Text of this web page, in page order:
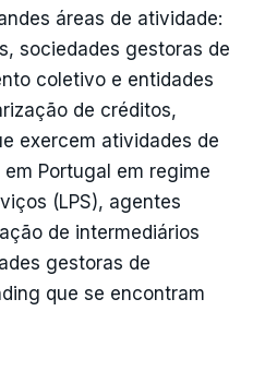
áreas de atividade:
sociedades gestoras de
coletivo e entidades
de créditos,
exercem atividades de
Portugal em regime
(LPS), agentes
de intermediários
gestoras de
que se encontram